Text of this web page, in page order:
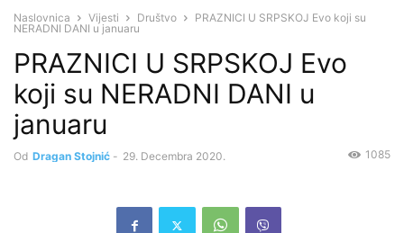
Naslovnica Vijesti Društvo
PRAZNICI U SRPSKOJ Evo koji su
NERADNI DANI u januaru
PRAZNICI U SRPSKOJ Evo
koji su NERADNI DANI u
januaru
Od Dragan Stojnić - 29. Decembra 2020. 1085